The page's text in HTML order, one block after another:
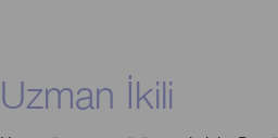
Uzman İkili